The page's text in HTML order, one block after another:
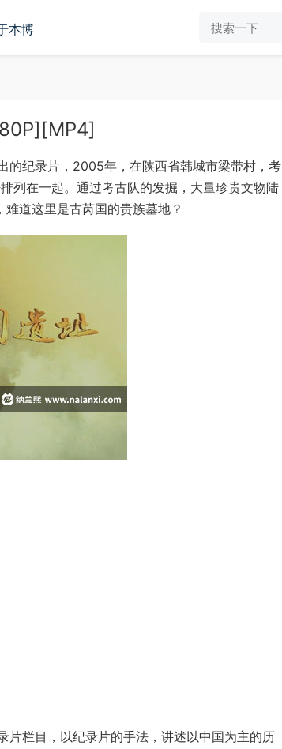
本博
的纪录片，2005年，在陕西省韩城市梁带村，考
列在一起。通过考古队的发掘，大量珍贵文物陆
道这里是古芮国的贵族墓地？
片栏目，以纪录片的手法，讲述以中国为主的历